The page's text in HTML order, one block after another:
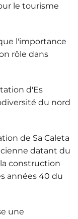
le tourisme
l'importance
rôle dans
d'Es
du nord
de Sa Caleta
datant du
la construction
années 40 du
une